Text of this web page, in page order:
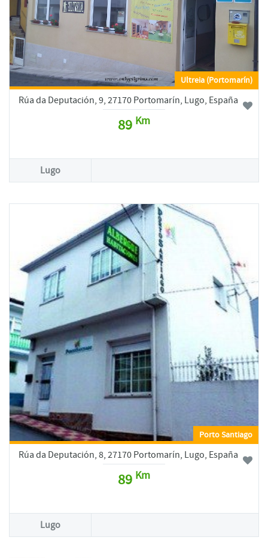
Ultreia (Portomarín)
Rúa da Deputación, 9, 27170 Portomarín, Lugo, España
89 Km
Lugo
Porto Santiago
Rúa da Deputación, 8, 27170 Portomarín, Lugo, España
89 Km
Lugo